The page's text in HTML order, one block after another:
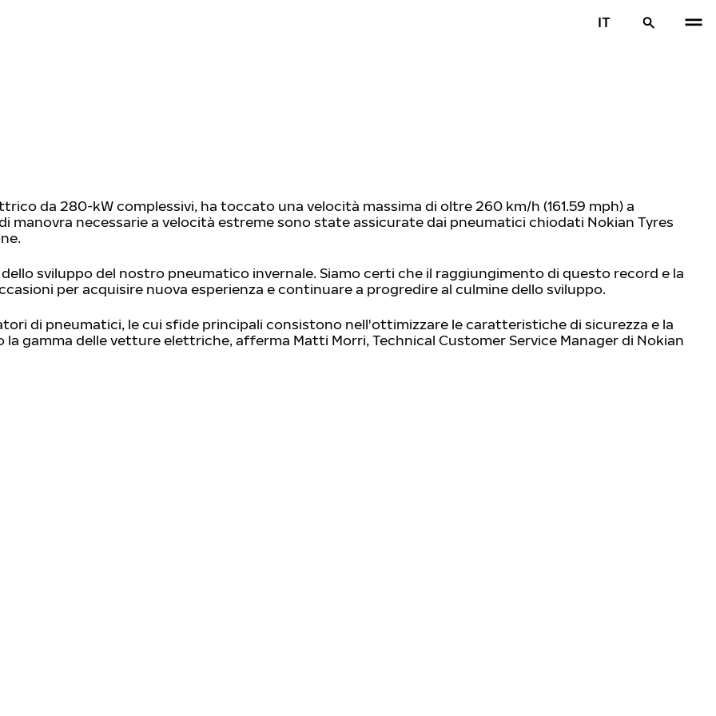
IT
da 280-kW complessivi, ha toccato una velocità massima di oltre 260 km/h (161.59 mph) a
manovra necessarie a velocità estreme sono state assicurate dai pneumatici chiodati Nokian Tyres
sviluppo del nostro pneumatico invernale. Siamo certi che il raggiungimento di questo record e la
per acquisire nuova esperienza e continuare a progredire al culmine dello sviluppo.
di pneumatici, le cui sfide principali consistono nell'ottimizzare le caratteristiche di sicurezza e la
gamma delle vetture elettriche, afferma Matti Morri, Technical Customer Service Manager di Nokian